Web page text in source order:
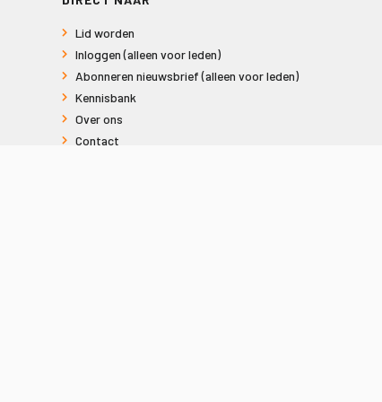
Lid worden
Inloggen (alleen voor leden)
Abonneren nieuwsbrief (alleen voor leden)
Kennisbank
Over ons
Contact